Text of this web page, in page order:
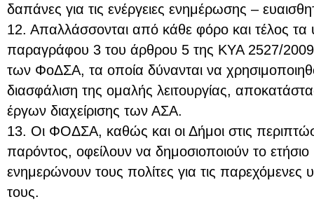
δαπάνες για τις ενέργειες ενημέρωσης –
12. Απαλλάσσονται από κάθε φόρο και τέλος τα
παραγράφου 3 του άρθρου 5 της ΚΥΑ 2527/2009
των ΦοΔΣΑ, τα οποία δύνανται να
διασφάλιση της ομαλής λειτουργίας,
έργων διαχείρισης των ΑΣΑ.
13. Οι ΦΟΔΣΑ, καθώς και οι Δήμοι στις
παρόντος, οφείλουν να δημοσιοποιούν το ετήσιο
ενημερώνουν τους πολίτες για τις παρεχόμενες
τους.